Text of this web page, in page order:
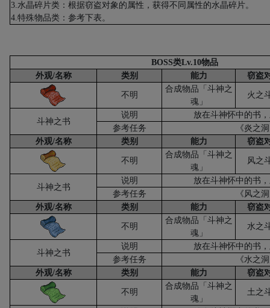
3.水晶碎片类：根据窃盗对象的属性，获得不同属性的水晶碎片。
4.特殊物品类：参考下表。
BOSS类Lv.10物品
外观/名称 类别 能力 窃盗
不明
合成物品「斗神之
魂」
火之
斗神之书
说明
放在斗神怀中的书
参考任务
《炎之
外观/名称 类别 能力 窃盗
不明
合成物品「斗神之
魂」
风之
斗神之书
说明
放在斗神怀中的书
参考任务
《风之
外观/名称 类别 能力 窃盗
不明
合成物品「斗神之
魂」
水之
斗神之书
说明
放在斗神怀中的书
参考任务
《水之
外观/名称 类别 能力 窃盗
不明
合成物品「斗神之
魂」
土之